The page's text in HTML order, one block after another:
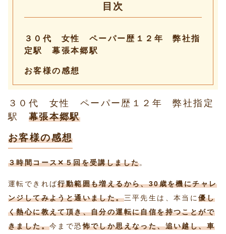
目次
３０代 女性 ペーパー歴１２年 弊社指
定駅 幕張本郷駅
お客様の感想
３０代 女性 ペーパー歴１２年 弊社指定
駅 幕張本郷駅
お客様の感想
３時間コース✕５回を受講しました。
運転できれば行動範囲も増えるから、30歳を機にチャレ
ンジしてみようと通いました。三平先生は、本当に優し
く熱心に教えて頂き、自分の運転に自信を持つことがで
きました。今まで恐怖でしか思えなった、追い越し、車